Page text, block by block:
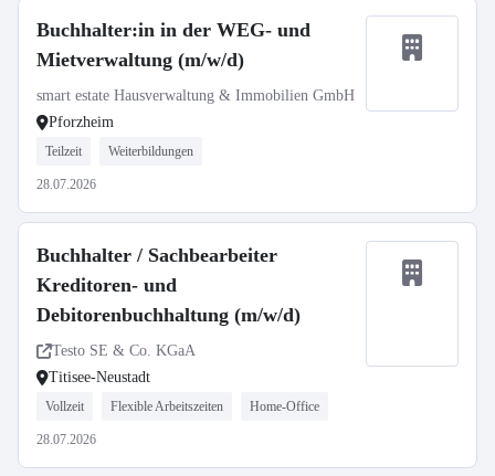
Buchhalter:in in der WEG- und
Mietverwaltung (m/w/d)
smart estate Hausverwaltung & Immobilien GmbH
Pforzheim
Teilzeit Weiterbildungen
28.07.2026
Buchhalter / Sachbearbeiter
Kreditoren- und
Debitorenbuchhaltung (m/w/d)
Testo SE & Co. KGaA
Titisee-Neustadt
Vollzeit Flexible Arbeitszeiten Home-Office
28.07.2026